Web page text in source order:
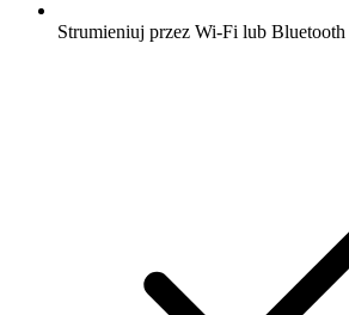
Strumieniuj przez Wi-Fi lub Bluetooth